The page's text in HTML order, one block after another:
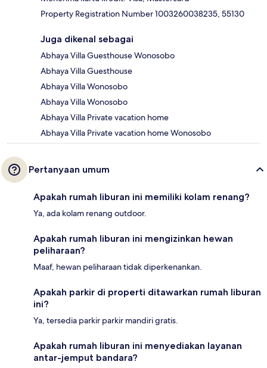
Property Registration Number 1003260038235, 55130
Juga dikenal sebagai
Abhaya Villa Guesthouse Wonosobo
Abhaya Villa Guesthouse
Abhaya Villa Wonosobo
Abhaya Villa Wonosobo
Abhaya Villa Private vacation home
Abhaya Villa Private vacation home Wonosobo
Pertanyaan umum
Apakah rumah liburan ini memiliki kolam renang?
Ya, ada kolam renang outdoor.
Apakah rumah liburan ini mengizinkan hewan
peliharaan?
Maaf, hewan peliharaan tidak diperkenankan.
Apakah parkir di properti ditawarkan rumah liburan
ini?
Ya, tersedia parkir parkir mandiri gratis.
Apakah rumah liburan ini menyediakan layanan
antar-jemput bandara?